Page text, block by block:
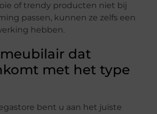
of trendy producten niet bij
passen, kunnen ze zelfs een
hebben.
dat
met het type
bent u aan het juiste